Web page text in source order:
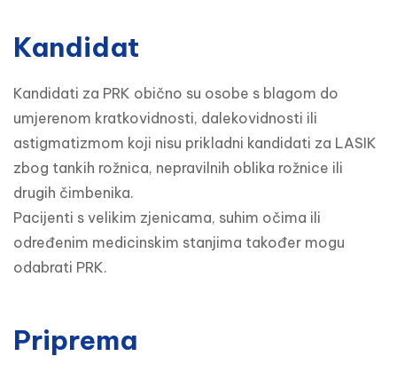
Kandidat
Kandidati za PRK obično su osobe s blagom do
umjerenom kratkovidnosti, dalekovidnosti ili
astigmatizmom koji nisu prikladni kandidati za LASIK
zbog tankih rožnica, nepravilnih oblika rožnice ili
drugih čimbenika.
Pacijenti s velikim zjenicama, suhim očima ili
određenim medicinskim stanjima također mogu
odabrati PRK.
Priprema